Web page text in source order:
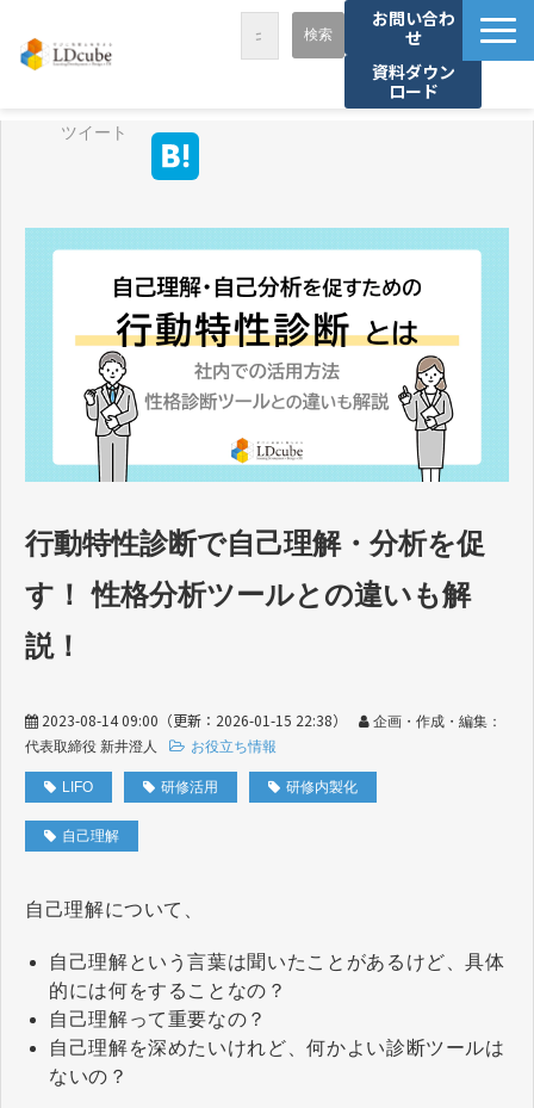
お問い合わ
せ
資料ダウン
ロード
LDcubeが選ばれる理由
セミナー・講座
お役立ち情報
資料ダウンロード
ツイート
行動特性診断で自己理解・分析を促
す！ 性格分析ツールとの違いも解
説！
2023-08-14 09:00 （更新： 2026-01-15 22:38）
企画・作成・編集：
代表取締役 新井澄人
お役立ち情報
LIFO 研修活用 研修内製化
自己理解
自己理解について、
自己理解という言葉は聞いたことがあるけど、具体
的には何をすることなの？
自己理解って重要なの？
自己理解を深めたいけれど、何かよい診断ツールは
ないの？